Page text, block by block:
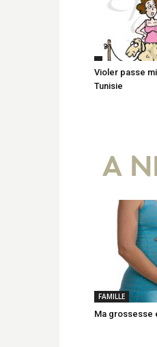
Violer passe
Tunisie
A
FAMILLE
Ma grossesse